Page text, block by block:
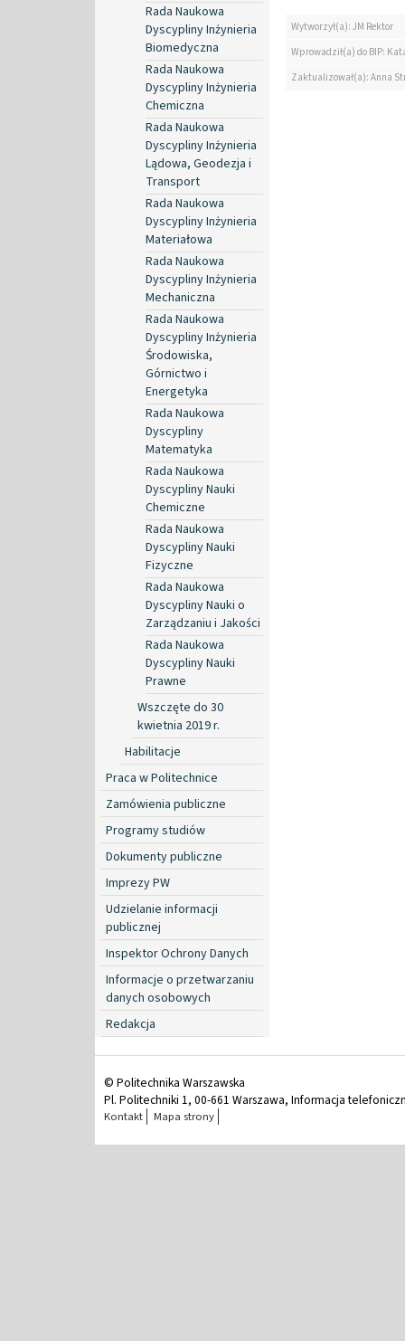
Rada Naukowa
Dyscypliny Inżynieria
Biomedyczna
Rada Naukowa
Dyscypliny Inżynieria
Chemiczna
Rada Naukowa
Dyscypliny Inżynieria
Lądowa, Geodezja i
Transport
Rada Naukowa
Dyscypliny Inżynieria
Materiałowa
Rada Naukowa
Dyscypliny Inżynieria
Mechaniczna
Rada Naukowa
Dyscypliny Inżynieria
Środowiska,
Górnictwo i
Energetyka
Rada Naukowa
Dyscypliny
Matematyka
Rada Naukowa
Dyscypliny Nauki
Chemiczne
Rada Naukowa
Dyscypliny Nauki
Fizyczne
Rada Naukowa
Dyscypliny Nauki o
Zarządzaniu i Jakości
Rada Naukowa
Dyscypliny Nauki
Prawne
Wszczęte do 30
kwietnia 2019 r.
Habilitacje
Praca w Politechnice
Zamówienia publiczne
Programy studiów
Dokumenty publiczne
Imprezy PW
Udzielanie informacji
publicznej
Inspektor Ochrony Danych
Informacje o przetwarzaniu
danych osobowych
Redakcja
Wytworzył(a): JM Rektor
Wprowadził(a) do BIP:
Zaktualizował(a): Anna
© Politechnika Warszawska
Pl. Politechniki 1, 00-661 Warszawa, Informacja
Kontakt Mapa strony